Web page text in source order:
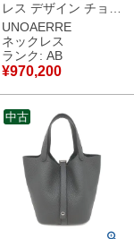
レス デザイン チョー
カー ネックレス イエ
ローゴールド
UNOAERRE Au750
18K 18金 【中古】中
古品
UNOAERRE
ネックレス
ランク: AB
¥970,200
中古